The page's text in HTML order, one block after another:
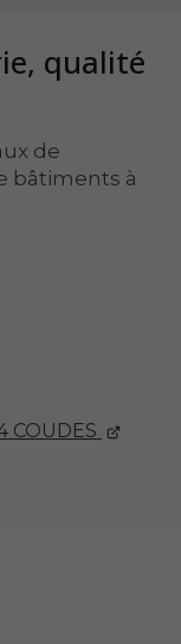
COUDES
qualité
de
bâtiments à